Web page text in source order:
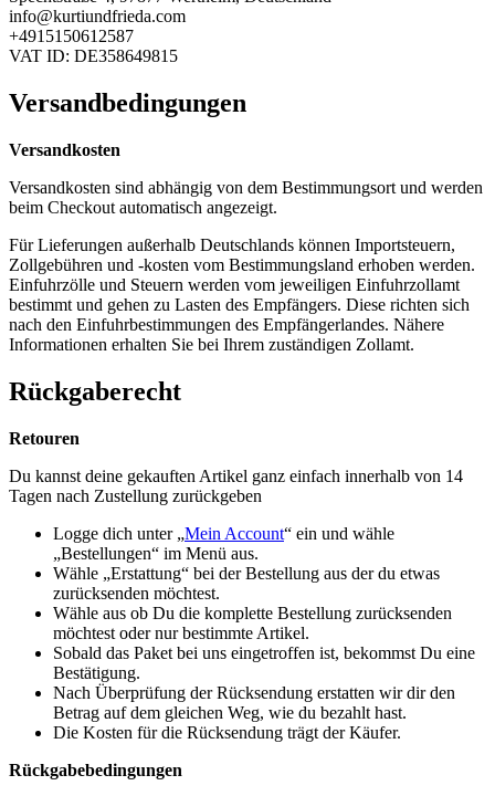
info@kurtiundfrieda.com
+4915150612587
VAT ID: DE358649815
Versandbedingungen
Versandkosten
Versandkosten sind abhängig von dem Bestimmungsort und werden
beim Checkout automatisch angezeigt.
Für Lieferungen außerhalb Deutschlands können Importsteuern,
Zollgebühren und -kosten vom Bestimmungsland erhoben werden.
Einfuhrzölle und Steuern werden vom jeweiligen Einfuhrzollamt
bestimmt und gehen zu Lasten des Empfängers. Diese richten sich
nach den Einfuhrbestimmungen des Empfängerlandes. Nähere
Informationen erhalten Sie bei Ihrem zuständigen Zollamt.
Rückgaberecht
Retouren
Du kannst deine gekauften Artikel ganz einfach innerhalb von 14
Tagen nach Zustellung zurückgeben
Logge dich unter „Mein Account“ ein und wähle
„Bestellungen“ im Menü aus.
Wähle „Erstattung“ bei der Bestellung aus der du etwas
zurücksenden möchtest.
Wähle aus ob Du die komplette Bestellung zurücksenden
möchtest oder nur bestimmte Artikel.
Sobald das Paket bei uns eingetroffen ist, bekommst Du eine
Bestätigung.
Nach Überprüfung der Rücksendung erstatten wir dir den
Betrag auf dem gleichen Weg, wie du bezahlt hast.
Die Kosten für die Rücksendung trägt der Käufer.
Rückgabebedingungen